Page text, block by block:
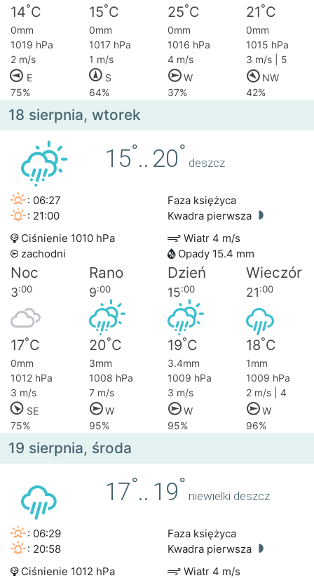
14°C 15°C 25°C 21°C
0mm 0mm 0mm
0mm
1019 hPa
1017 hPa 1016 hPa
1015 hPa
2 m/s
1 m/s 4 m/s
3 m/s | 5
E
S W
NW
75%
64% 37% 42%
18 sierpnia, wtorek
15°.. 20°
deszcz
: 06:27
: 21:00
Faza księżyca
Kwadra pierwsza
Ciśnienie 1010 hPa
Wiatr 4 m/s
zachodni
Opady 15.4 mm
Noc Rano Dzień Wieczór
3:00 9:00 15:00 21:00
17°C 20°C 19°C 18°C
0mm 3mm 3.4mm
1mm
1012 hPa
1008 hPa 1009 hPa
1009 hPa
3 m/s
7 m/s 3 m/s
2 m/s | 4
SE
W W
W
75%
95% 95% 96%
19 sierpnia, środa
17°.. 19°
niewielki deszcz
: 06:29
: 20:58
Faza księżyca
Kwadra pierwsza
Ciśnienie 1012 hPa
Wiatr 4 m/s